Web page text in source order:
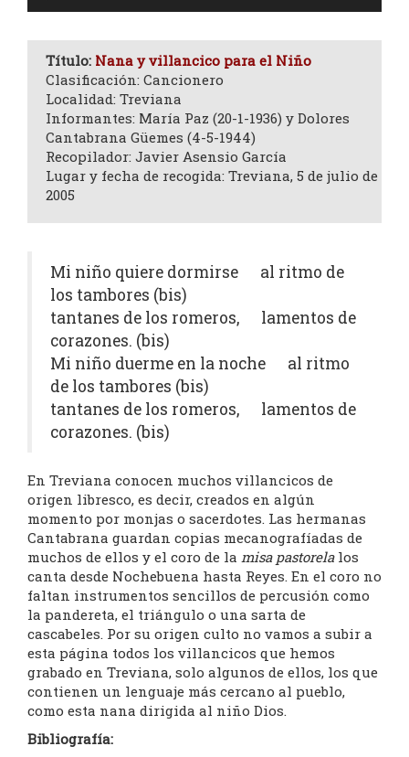
Título: Nana y villancico para el Niño
Clasificación: Cancionero
Localidad: Treviana
Informantes: María Paz (20-1-1936) y Dolores
Cantabrana Güemes (4-5-1944)
Recopilador: Javier Asensio García
Lugar y fecha de recogida: Treviana, 5 de julio de
2005
Mi niño quiere dormirse al ritmo de
los tambores (bis)
tantanes de los romeros, lamentos de
corazones. (bis)
Mi niño duerme en la noche al ritmo
de los tambores (bis)
tantanes de los romeros, lamentos de
corazones. (bis)
En Treviana conocen muchos villancicos de
origen libresco, es decir, creados en algún
momento por monjas o sacerdotes. Las hermanas
Cantabrana guardan copias mecanografíadas de
muchos de ellos y el coro de la misa pastorelalos
canta desde Nochebuena hasta Reyes. En el coro no
faltan instrumentos sencillos de percusión como
la pandereta, el triángulo o una sarta de
cascabeles. Por su origen culto no vamos a subir a
esta página todos los villancicos que hemos
grabado en Treviana, solo algunos de ellos, los que
contienen un lenguaje más cercano al pueblo,
como esta nana dirigida al niño Dios.
Bibliografía: